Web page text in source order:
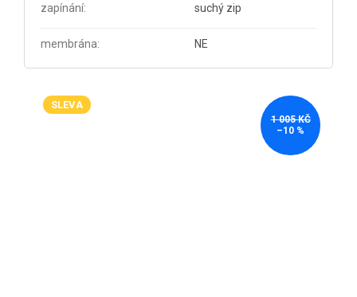
zapínání: suchý zip
membrána: NE
SLEVA
1 005 KČ
–10 %